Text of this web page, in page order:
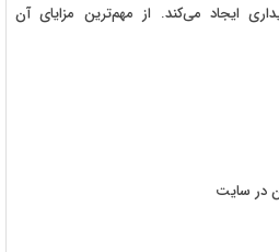
ایجاد می‌کند. از مهم‌ترین مزایای آن
در سایت